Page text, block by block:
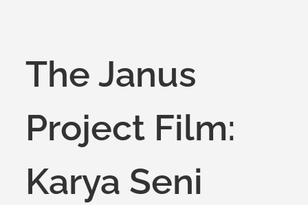
The Janus
Project Film:
Karya Seni